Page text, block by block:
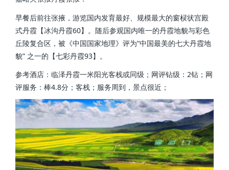
早餐后前往张掖，游览国内发育最好、规模最大的窗棂状宫殿
式丹霞【冰沟丹霞60】。随后参观国内唯一的丹霞地貌与彩色
丘陵复合区，被《中国国家地理》评为“中国最美的七大丹霞地
貌” 之一的【七彩丹霞93】。
参考酒店：临泽丹霞一米阳光客栈或同级；网评钻级：2钻；网
评服务：棒4.8分；客栈；服务周到，景点很近；